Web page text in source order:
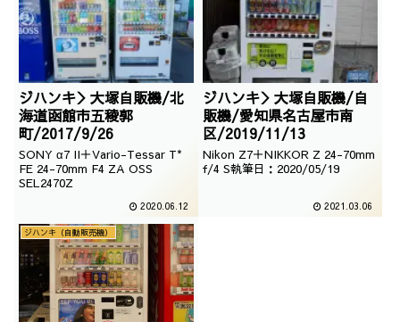
ジハンキ＞大塚自販機/北
海道函館市五稜郭
町/2017/9/26
SONY α7 II＋Vario-Tessar T*
FE 24-70mm F4 ZA OSS
SEL2470Z
2020.06.12
ジハンキ＞大塚自販機/自
販機/愛知県名古屋市南
区/2019/11/13
Nikon Z7＋NIKKOR Z 24-70mm
f/4 S執筆日：2020/05/19
2021.03.06
ジハンキ（自動販売機）